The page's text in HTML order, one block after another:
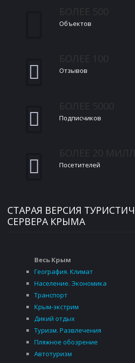
Объектов
Отзывов
Подписчиков
Посетителей
СТАРАЯ ВЕРСИЯ
СЕРВЕРА КРЫМА
Весь Крым
География. Климат
Население. Экономика
Транспорт
Крым-экстрим
Дикий отдых
Туризм. Развлечения
Пляжное обозрение
Автотуризм